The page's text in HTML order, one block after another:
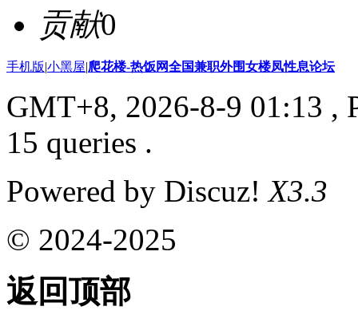
贡献0
手机版|小黑屋|爬花楼-热饭网全国兼职外围女楼凤性息论坛
GMT+8, 2026-8-9 01:13 ,
15 queries .
Powered by Discuz!X3.3
© 2024-2025
返回顶部